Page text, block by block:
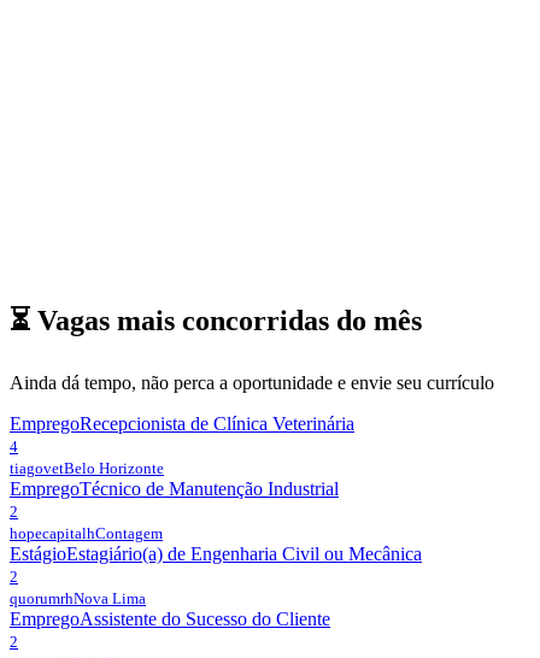
⏳ Vagas mais concorridas do mês
Ainda dá tempo, não perca a oportunidade e envie seu currículo
EmpregoRecepcionista de Clínica Veterinária
4
tiagovetBelo Horizonte
EmpregoTécnico de Manutenção Industrial
2
hopecapitalhContagem
EstágioEstagiário(a) de Engenharia Civil ou Mecânica
2
quorumrhNova Lima
EmpregoAssistente do Sucesso do Cliente
2